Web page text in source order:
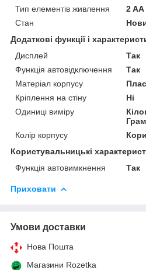
Тип елементів живлення
2 AA
Стан
Додаткові функції і
Дисплей
Так
Функція автовідключення
Так
Матеріал корпусу
Кріплення на стіну
Ні
Одиниці виміру
Грам
Колір корпусу
Користувальницькі
Функція автовимкнення
Так
Приховати
Умови доставки
Нова Пошта
Магазини Rozetka